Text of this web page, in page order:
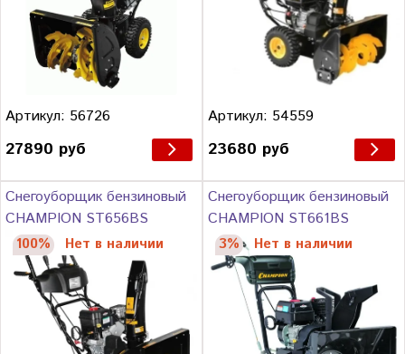
Артикул: 56726
27890 руб
Артикул: 54559
23680 руб
Снегоуборщик бензиновый
CHAMPION ST656BS
100% Нет в наличии
Снегоуборщик бензиновый
CHAMPION ST661BS
3% Нет в наличии